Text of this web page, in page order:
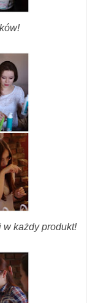
w każdy produkt!